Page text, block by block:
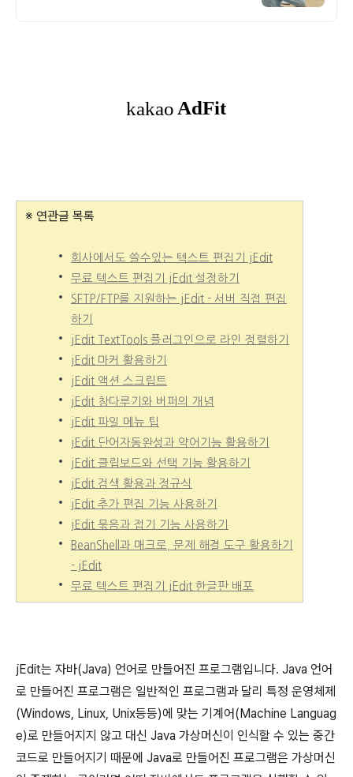
※ 연관글 목록
회사에서도 쓸수있는 텍스트 편집기 jEdit
무료 텍스트 편집기 jEdit 설정하기
SFTP/FTP를 지원하는 jEdit - 서버 직접 편집
하기
jEdit TextTools 플러그인으로 라인 정렬하기
jEdit 마커 활용하기
jEdit 액션 스크립트
jEdit 창다루기와 버퍼의 개념
jEdit 파일 메뉴 팁
jEdit 단어자동완성과 약어기능 활용하기
jEdit 클립보드와 선택 기능 활용하기
jEdit 검색 활용과 정규식
jEdit 추가 편집 기능 사용하기
jEdit 묶음과 접기 기능 사용하기
BeanShell과 매크로, 문제 해결 도구 활용하기
- jEdit
무료 텍스트 편집기 jEdit 한글판 배포
jEdit는 자바(Java) 언어로 만들어진 프로그램입니다. Java 언어
로 만들어진 프로그램은 일반적인 프로그램과 달리 특정 운영체제
(Windows, Linux, Unix등등)에 맞는 기계어(Machine Languag
e)로 만들어지지 않고 대신 Java 가상머신이 인식할 수 있는 중간
코드로 만들어지기 때문에 Java로 만들어진 프로그램은 가상머신